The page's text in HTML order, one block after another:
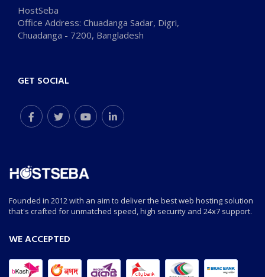
HostSeba
Office Address: Chuadanga Sadar, Digri,
Chuadanga - 7200, Bangladesh
GET SOCIAL
Founded in 2012 with an aim to deliver the best web hosting solution
that's crafted for unmatched speed, high security and 24x7 support.
WE ACCEPTED